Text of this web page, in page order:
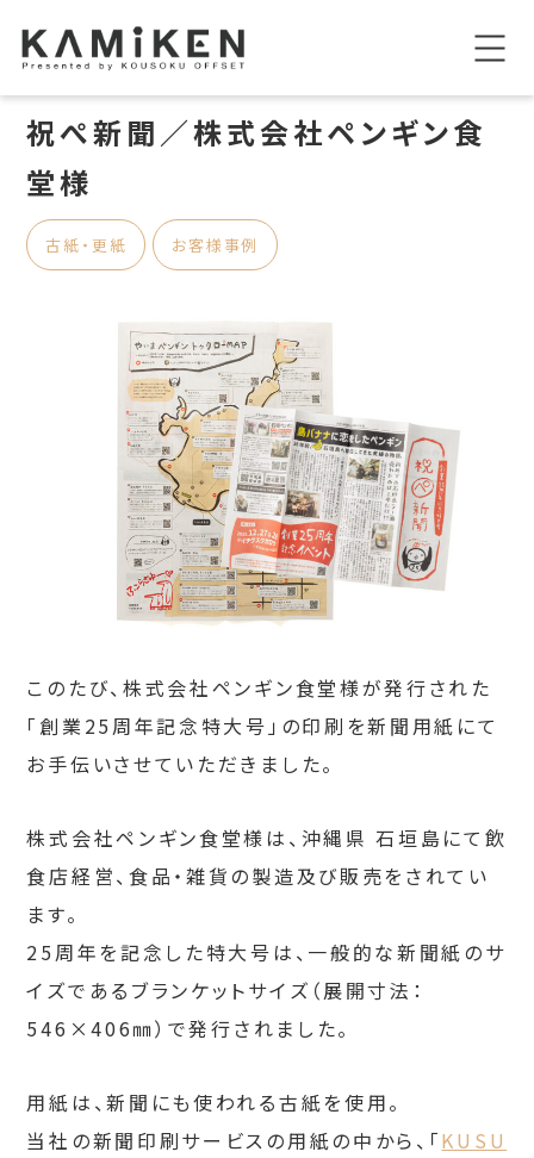
祝ぺ新聞／株式会社ペンギン食
堂様
古紙・更紙 お客様事例
このたび、株式会社ペンギン食堂様が発行された
「創業25周年記念特大号」の印刷を新聞用紙にて
お手伝いさせていただきました。
株式会社ペンギン食堂様は、沖縄県 石垣島にて飲
食店経営、食品・雑貨の製造及び販売をされてい
ます。
25周年を記念した特大号は、一般的な新聞紙のサ
イズであるブランケットサイズ（展開寸法：
546×406㎜）で発行されました。
用紙は、新聞にも使われる古紙を使用。
当社の新聞印刷サービスの用紙の中から、「KUSU